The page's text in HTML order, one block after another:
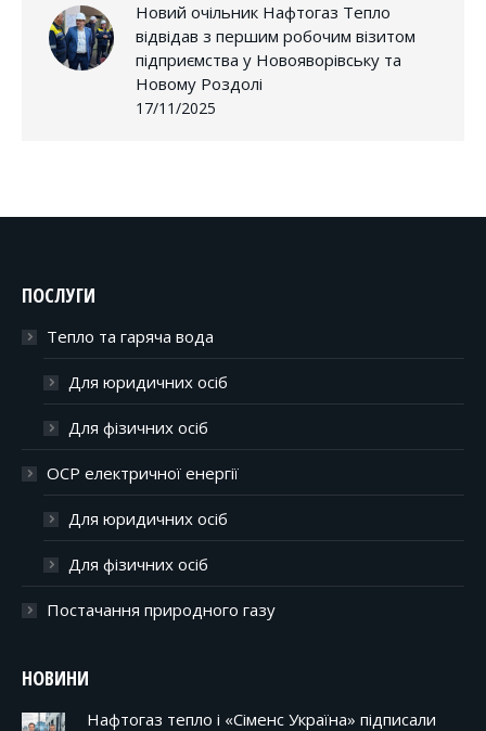
Новий очільник Нафтогаз Тепло
відвідав з першим робочим візитом
підприємства у Новояворівську та
Новому Роздолі
17/11/2025
ПОСЛУГИ
Тепло та гаряча вода
Для юридичних осіб
Для фізичних осіб
ОСР електричної енергії
Для юридичних осіб
Для фізичних осіб
Постачання природного газу
НОВИНИ
Нафтогаз тепло і «Сіменс Україна» підписали